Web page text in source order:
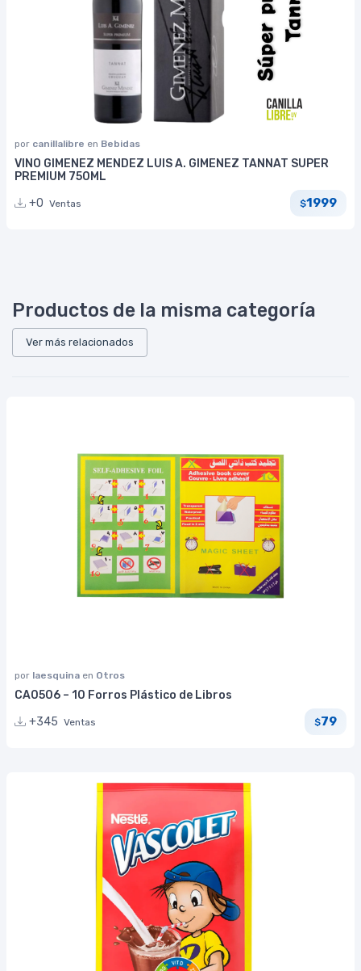
por canillalibre en Bebidas
VINO GIMENEZ MENDEZ LUIS A. GIMENEZ TANNAT SUPER
PREMIUM 750ML
+0 Ventas $1999
Productos de la misma categoría
Ver más relacionados
por laesquina en Otros
CA0506 – 10 Forros Plástico de Libros
+345 Ventas $79